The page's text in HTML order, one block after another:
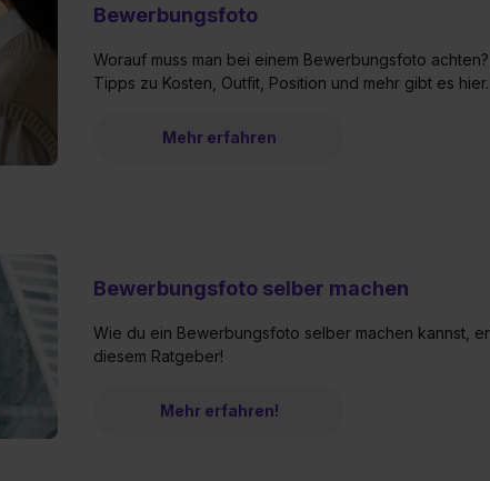
Bewerbungsfoto
Worauf muss man bei einem Bewerbungsfoto
Tipps zu Kosten, Outfit, Position und mehr gibt es hier.
Mehr erfahren
Bewerbungsfoto selber machen
Wie du ein Bewerbungsfoto selber machen kannst,
diesem Ratgeber!
Mehr erfahren!